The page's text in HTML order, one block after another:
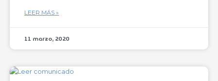
LEER MÁS »
11 marzo, 2020